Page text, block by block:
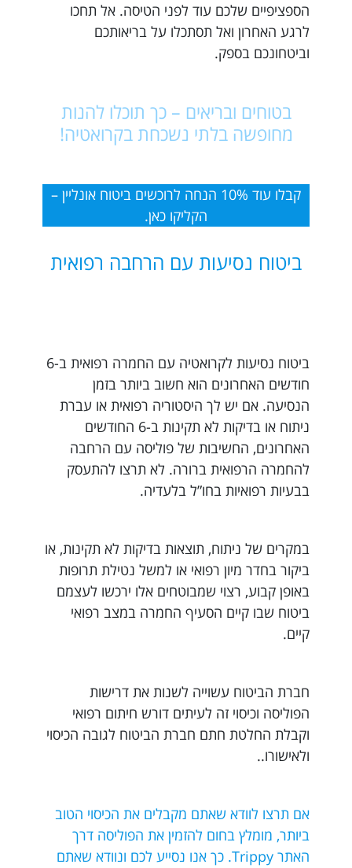
הספציפיים שלכם עוד לפני הטיסה. אל תחכו
לרגע האחרון ואל תסתכלו על בריאותכם
וביטחונכם בספק.
בטוחים ובריאים – כך תוכלו להנות
מחופשה בלתי נשכחת בקרואטיה!
קבלו עוד 10% הנחה לרוכשים ביטוח אונליין –
הקליקו כאן.
ביטוח נסיעות עם הרחבה רפואית
ביטוח נסיעות לקרואטיה עם החמרה רפואית ב-6
חודשים האחרונים הוא חשוב ביותר בזמן
הנסיעה. אם יש לך היסטוריה רפואית או עברת
ניתוח או בדיקות לא תקינות ב-6 החודשים
האחרונים, החשיבות של פוליסה עם הרחבה
להחמרה הרפואית ברורה. לא תרצו להתעסק
בבעיות רפואיות בחו”ל בלעדיה.
במקרים של ניתוח, תוצאות בדיקות לא תקינות, או
ביקור בחדר מיון רפואי או למשל נטילת תרופות
באופן קבוע, רצוי שמבוטחים אלו ירכשו לעצמם
ביטוח שבו קיים הסעיף החמרה במצב רפואי
קיים.
חברת הביטוח עשוייה לשנות את דרישות
הפוליסה וכיסוי זה לעיתים דורש חיתום רפואי
וקבלת החלטת חתם חברת הביטוח לגובה הכיסוי
ולאישורו..
אם תרצו לוודא שאתם מקבלים את הכיסוי הטוב
ביותר, מומלץ בחום להזמין את הפוליסה דרך
האתר Trippy. כך אנו נסייע לכם ונוודא שאתם